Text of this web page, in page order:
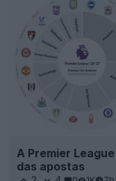
A Premier
das apostas